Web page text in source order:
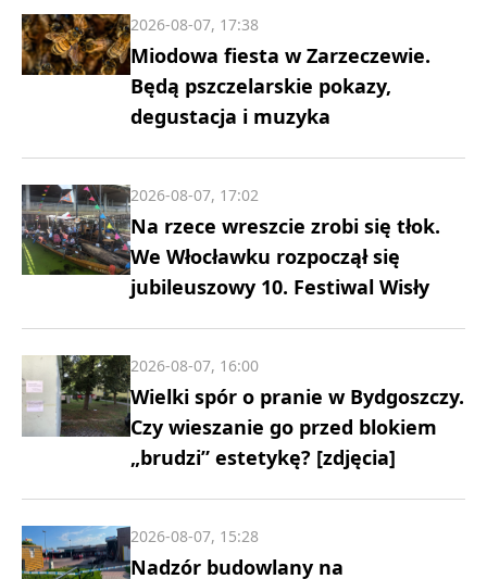
Miodowa fiesta w Zarzeczewie.
Będą pszczelarskie pokazy,
degustacja i muzyka
2026-08-07, 17:38
Na rzece wreszcie zrobi się tłok.
We Włocławku rozpoczął się
jubileuszowy 10. Festiwal Wisły
2026-08-07, 17:02
Wielki spór o pranie w Bydgoszczy.
Czy wieszanie go przed blokiem
„brudzi” estetykę? [zdjęcia]
2026-08-07, 16:00
Nadzór budowlany na
2026-08-07, 15:28